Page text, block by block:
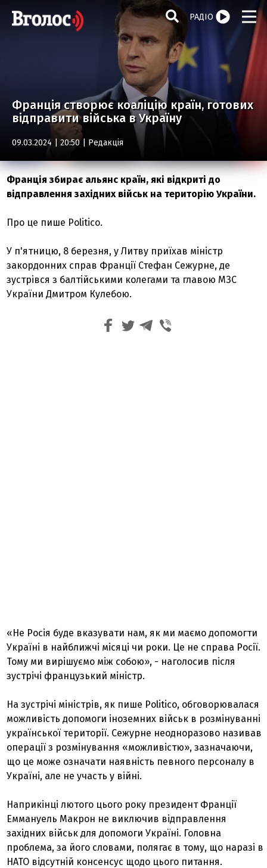
РАДІО
Франція створює коаліцію країн, готових
відправити війська в Україну
09.03.2024 | 20:50 | Редакція
Франція збирає альянс країн, які відкриті до
відправлення західних військ на територію України.
Про це пише Politico.
У п'ятницю, 8 березня, у Литву приїхав міністр
закордонних справ Франції Стефан Сежурне, де
зустрівся з балтійськими колегами та главою МЗС
України Дмитром Кулебою.
«Не Росія буде вказувати нам, як ми маємо допомогти
Україні в найближчі місяці чи роки. Це не справа Росії.
Тому ми вирішуємо між собою», - наголосив після
зустрічі французький міністр.
На зустрічі міністрів, як пише Politico, обговорювалася
можливість допомоги іноземних військ в розмінуванні
української території. Сежурне неодноразово називав
операції з розмінування «можливістю», зазначаючи,
що це може означати наявність певного персоналу в
Україні, але не участь у війні.
Наприкінці лютого цього року президент Франції
Еммануель Макрон не виключив відправлення
західних військ для допомоги Україні. Головна
проблема, за його словами, полягає в тому, що наразі в
НАТО відсутній консенсус щодо цього питання.